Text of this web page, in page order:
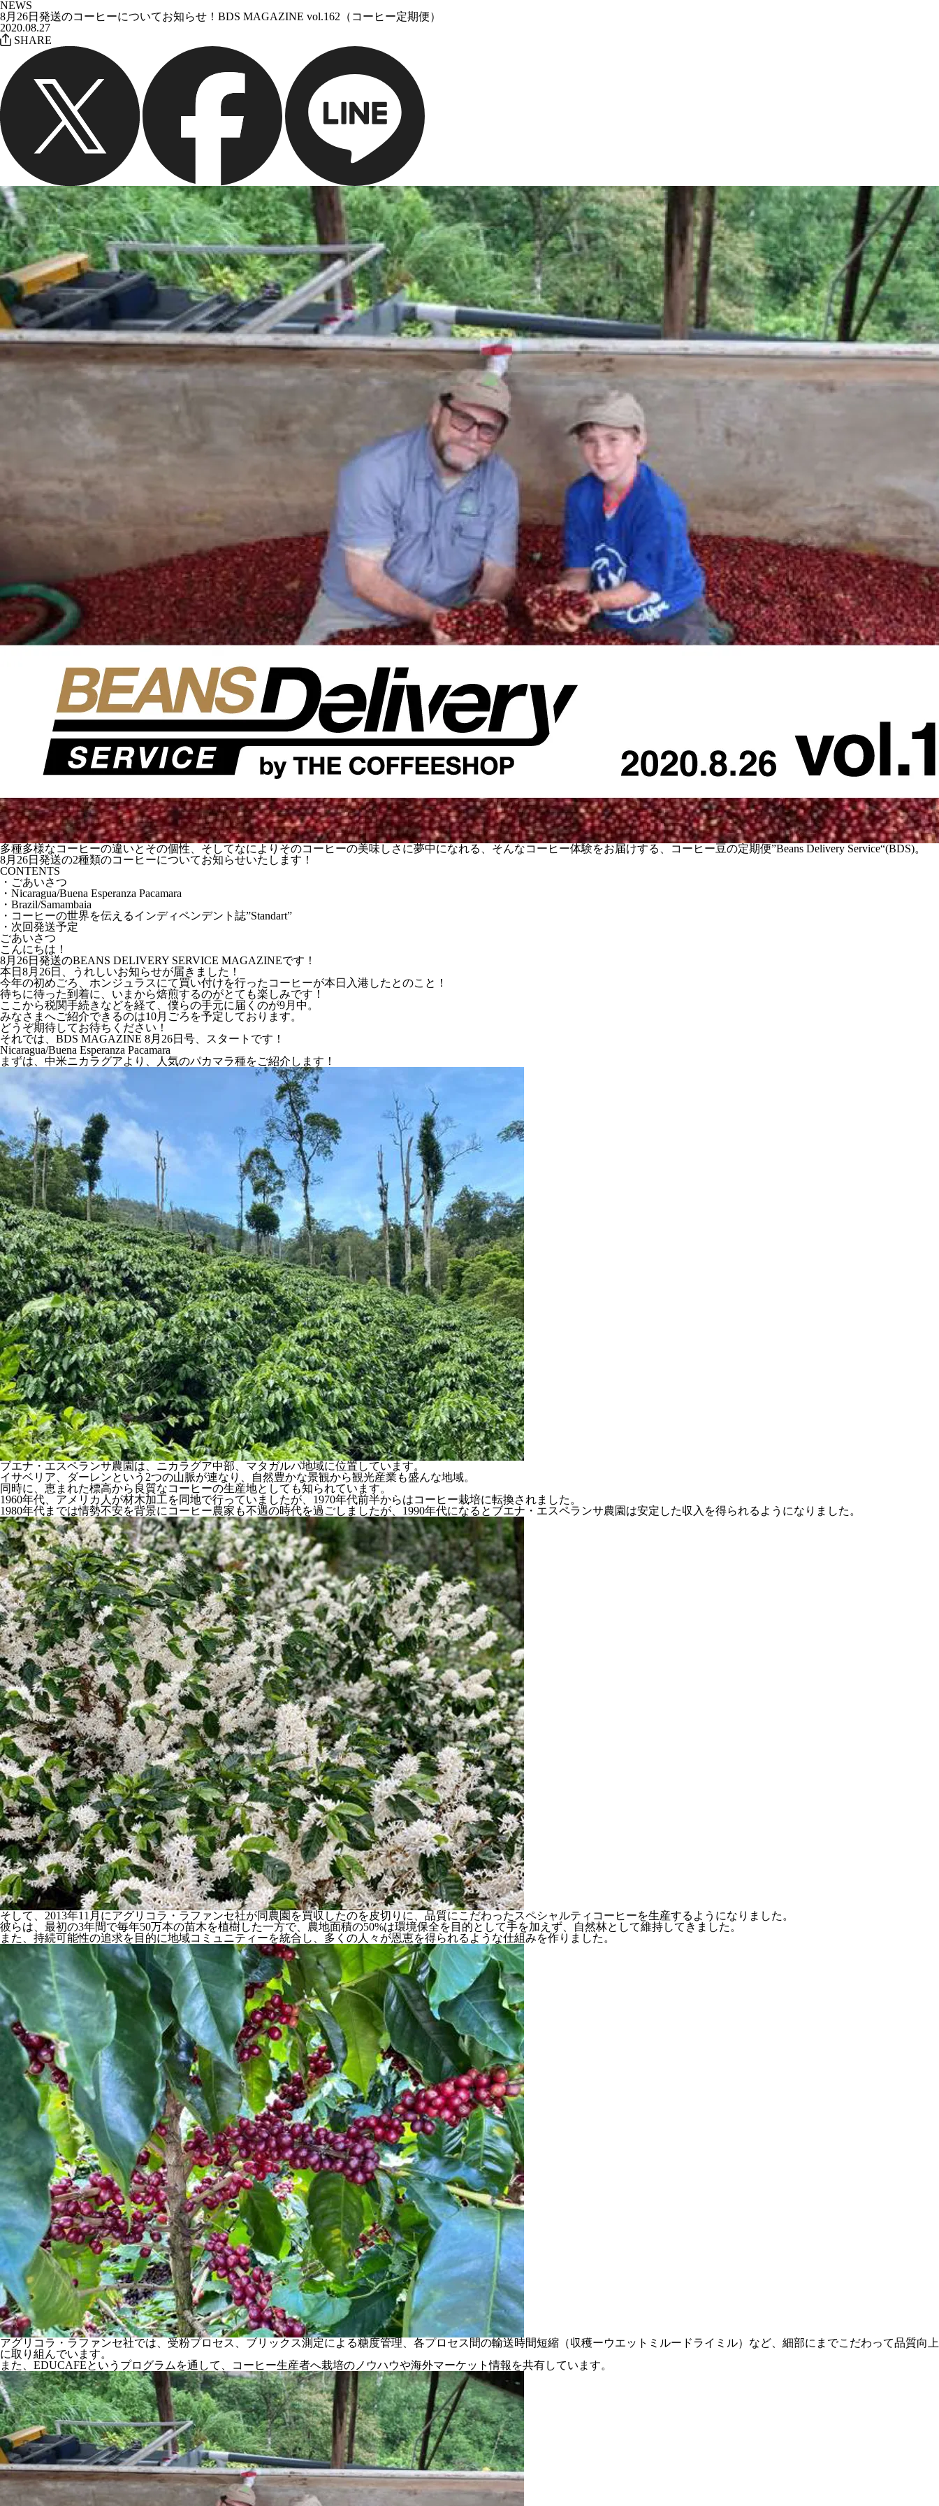
NEWS
8月26日発送のコーヒーについてお知らせ！BDS MAGAZINE vol.162（コーヒー定期便）
2020.08.27
SHARE
多種多様なコーヒーの違いとその個性、そしてなによりそのコーヒーの美味しさに夢中になれる、そんなコーヒー体験をお届けする、コーヒー豆の定期便”Beans Delivery Service“(BDS)。
8月26日発送の2種類のコーヒーについてお知らせいたします！
CONTENTS
・ごあいさつ
・Nicaragua/Buena Esperanza Pacamara
・Brazil/Samambaia
・コーヒーの世界を伝えるインディペンデント誌”Standart”
・次回発送予定
ごあいさつ
こんにちは！
8月26日発送のBEANS DELIVERY SERVICE MAGAZINEです！
本日8月26日、うれしいお知らせが届きました！
今年の初めごろ、ホンジュラスにて買い付けを行ったコーヒーが本日入港したとのこと！
待ちに待った到着に、いまから焙煎するのがとても楽しみです！
ここから税関手続きなどを経て、僕らの手元に届くのが9月中。
みなさまへご紹介できるのは10月ごろを予定しております。
どうぞ期待してお待ちください！
それでは、BDS MAGAZINE 8月26日号、スタートです！
Nicaragua/Buena Esperanza Pacamara
まずは、中米ニカラグアより、人気のパカマラ種をご紹介します！
ブエナ・エスペランサ農園は、ニカラグア中部、マタガルパ地域に位置しています。
イサベリア、ダーレンという2つの山脈が連なり、自然豊かな景観から観光産業も盛んな地域。
同時に、恵まれた標高から良質なコーヒーの生産地としても知られています。
1960年代、アメリカ人が材木加工を同地で行っていましたが、1970年代前半からはコーヒー栽培に転換されました。
1980年代までは情勢不安を背景にコーヒー農家も不遇の時代を過ごしましたが、1990年代になるとブエナ・エスペランサ農園は安定した収入を得られるようになりました。
そして、2013年11月にアグリコラ・ラファンセ社が同農園を買収したのを皮切りに、品質にこだわったスペシャルティコーヒーを生産するようになりました。
彼らは、最初の3年間で毎年50万本の苗木を植樹した一方で、農地面積の50%は環境保全を目的として手を加えず、自然林として維持してきました。
また、持続可能性の追求を目的に地域コミュニティーを統合し、多くの人々が恩恵を得られるような仕組みを作りました。
アグリコラ・ラファンセ社では、受粉プロセス、ブリックス測定による糖度管理、各プロセス間の輸送時間短縮（収穫ーウエットミルードライミル）など、細部にまでこだわって品質向上
に取り組んでいます。
また、EDUCAFEというプログラムを通して、コーヒー生産者へ栽培のノウハウや海外マーケット情報を共有しています。